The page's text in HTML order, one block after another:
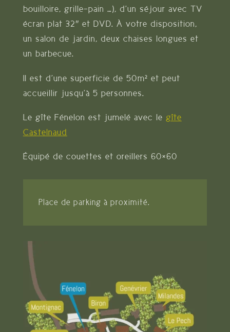
bouilloire, grille-pain …), d’un séjour avec TV
écran plat 32″ et DVD. À votre disposition,
un salon de jardin, deux chaises longues et
un barbecue.
Il est d’une superficie de 50m² et peut
accueillir jusqu’à 5 personnes.
Le gîte Fénelon est jumelé avec le gîte
Castelnaud
Équipé de couettes et oreillers 60×60
Place de parking à proximité.